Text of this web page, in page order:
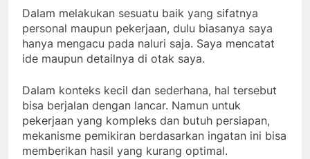
Dalam melakukan sesuatu baik yang sifatnya
personal maupun pekerjaan, dulu biasanya saya
hanya mengacu pada naluri saja. Saya mencatat
ide maupun detailnya di otak saya.
Dalam konteks kecil dan sederhana, hal tersebut
bisa berjalan dengan lancar. Namun untuk
pekerjaan yang kompleks dan butuh persiapan,
mekanisme pemikiran berdasarkan ingatan ini bisa
memberikan hasil yang kurang optimal.